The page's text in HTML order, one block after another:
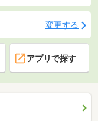
変更する
アプリで探す